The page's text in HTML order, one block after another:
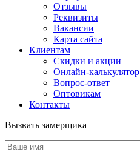
Отзывы
Реквизиты
Вакансии
Карта сайта
Клиентам
Скидки и акции
Онлайн-калькулятор
Вопрос-ответ
Оптовикам
Контакты
Вызвать замерщика